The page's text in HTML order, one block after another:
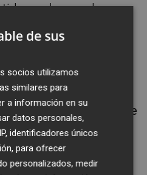
sabemos la
es, pero hay un
que podamos
positivo y tenemos
culminó.
Bordalás no quiere
en medio de
en la que cada punto
mundo. Los últimos
de sus
socios utilizamos
similares para
a información en su
datos personales,
identificadores únicos
para ofrecer
personalizados, medir